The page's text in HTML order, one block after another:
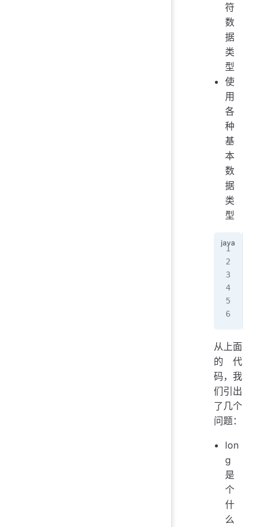
符
数
据
类
型
使
用
各
种
基
本
数
据
类
型
从上面
的代
码，我
们引出
了几个
问题：
lon
g
是
个
什
么